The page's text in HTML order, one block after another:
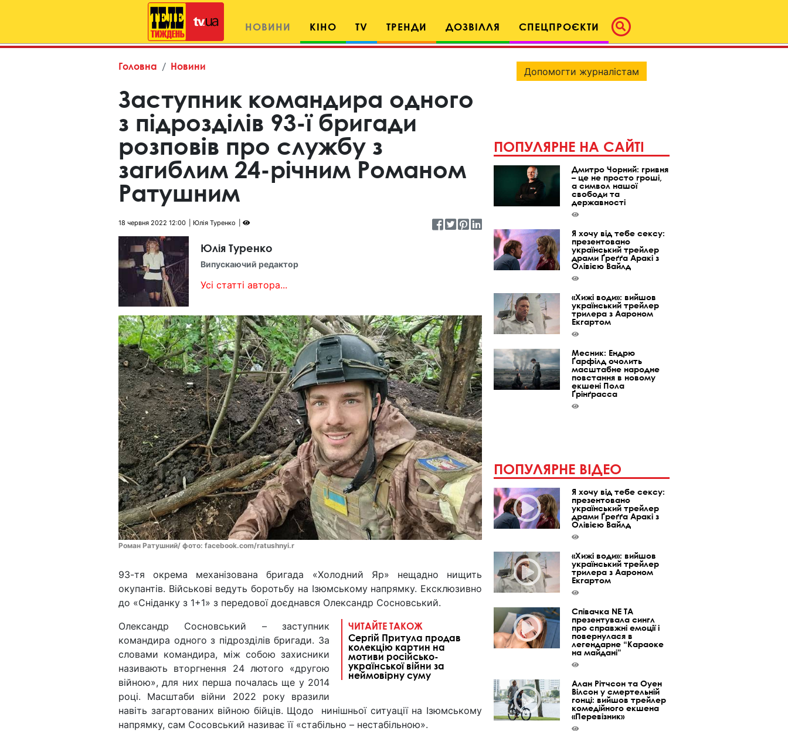
НОВИНИ КІНО TV ТРЕНДИ ДОЗВІЛЛЯ СПЕЦПРОЄКТИ
Головна Новини
Заступник командира одного
з підрозділів 93-ї бригади
розповів про службу з
загиблим 24-річним Романом
Ратушним
18 червня 2022 12:00 Юлія Туренко
Юлія Туренко
Випускаючий редактор
Усі статті автора...
Роман Ратушний/ фото: facebook.com/ratushnyi.r
93-тя окрема механізована бригада «Холодний Яр» нещадно нищить
окупантів. Військові ведуть боротьбу на Ізюмському напрямку. Ексклюзивно
до «Сніданку з 1+1» з передової доєднався Олександр Сосновський.
ЧИТАЙТЕ ТАКОЖ
Сергій Притула продав
колекцію картин на
мотиви російсько-
української війни за
неймовірну суму
Олександр Сосновський – заступник
командира одного з підрозділів бригади. За
словами командира, між собою захисники
називають вторгнення 24 лютого «другою
війною», для них перша почалась ще у 2014
році. Масштаби війни 2022 року вразили
навіть загартованих війною бійців. Щодо нинішньої ситуації на Ізюмському
напрямку, сам Сосовський називає її «стабільно – нестабільною».
Допомогти журналістам
ПОПУЛЯРНЕ НА САЙТІ
Дмитро Чорний: гривня
– це не просто гроші,
а символ нашої
свободи та
державності
Я хочу від тебе сексу:
презентовано
український трейлер
драми Ґреґґа Аракі з
Олівією Вайлд
«Хижі води»: вийшов
український трейлер
трилера з Аароном
Екгартом
Месник: Ендрю
Ґарфілд очолить
масштабне народне
повстання в новому
екшені Пола
Ґрінґрасса
ПОПУЛЯРНЕ ВІДЕО
Я хочу від тебе сексу:
презентовано
український трейлер
драми Ґреґґа Аракі з
Олівією Вайлд
«Хижі води»: вийшов
український трейлер
трилера з Аароном
Екгартом
Співачка NE TA
презентувала сингл
про справжні емоції і
повернулася в
легендарне “Караоке
на майдані”
Алан Рітчсон та Оуен
Вілсон у смертельній
гонці: вийшов трейлер
комедійного екшена
«Перевізник»